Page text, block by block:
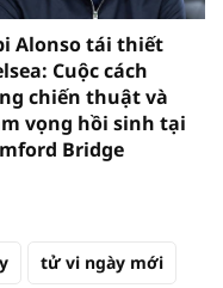
Alonso tái thiết
Cuộc cách
chiến thuật và
vọng hồi sinh tại
Bridge
tử vi ngày mới